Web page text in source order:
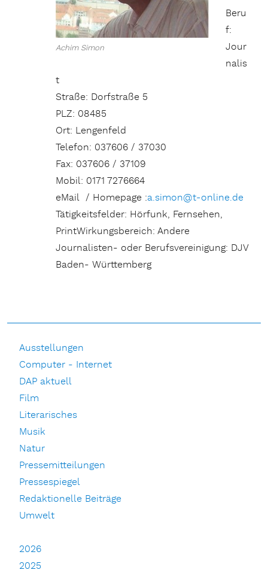
Achim Simon
Beru
f:
Jour
nalis
t
Straße: Dorfstraße 5
PLZ: 08485
Ort: Lengenfeld
Telefon: 037606 / 37030
Fax: 037606 / 37109
Mobil: 0171 7276664
eMail / Homepage :a.simon@t-online.de
Tätigkeitsfelder: Hörfunk, Fernsehen,
PrintWirkungsbereich: Andere
Journalisten- oder Berufsvereinigung: DJV
Baden- Württemberg
Ausstellungen
Computer - Internet
DAP aktuell
Film
Literarisches
Musik
Natur
Pressemitteilungen
Pressespiegel
Redaktionelle Beiträge
Umwelt
2026
2025